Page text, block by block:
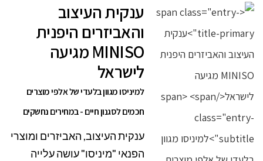
ענקית העיצוב
והאביזרים היפנית
MINISO מגיעה
לישראל
למיניסו מגוון בלעדי של אלפי מוצרים
חכמים לסגנון חיים - במחירים נחשקים
ענקית העיצוב, האביזרים ומוצרי
הפנאי "מיניסו" עושה עלייה